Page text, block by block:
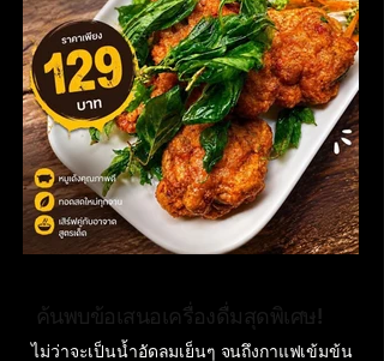
ค้นพบข้อเสนอเครื่องดื่มสุดพิเศษ!
ไม่ว่าจะเป็นน้ำอัดลมเย็นๆ จนถึงกาแฟเข้มข้น